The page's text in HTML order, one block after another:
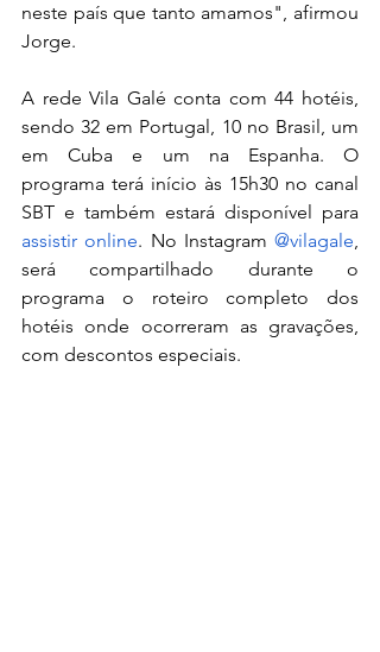
neste país que tanto amamos", afirmou
Jorge.
A rede Vila Galé conta com 44 hotéis,
sendo 32 em Portugal, 10 no Brasil, um
em Cuba e um na Espanha. O
programa terá início às 15h30 no canal
assistir online. No Instagram @vilagale,
será compartilhado durante o
programa o roteiro completo dos
hotéis onde ocorreram as gravações,
com descontos especiais.